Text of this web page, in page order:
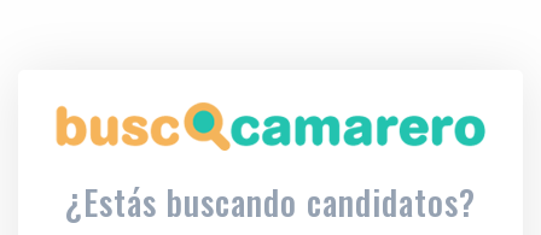
¿Estás buscando candidatos?